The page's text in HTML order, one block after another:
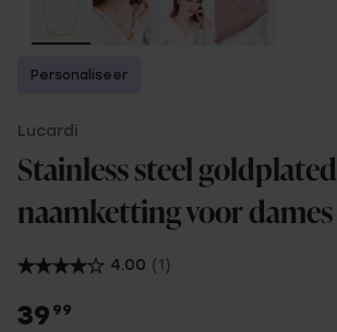
Personaliseer
Lucardi
Stainless steel goldplated
naamketting voor dames
4.00 (1)
39 99